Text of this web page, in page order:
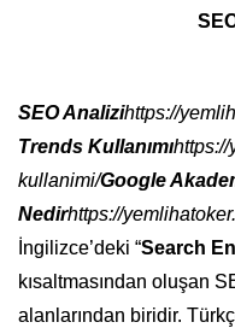
SEO Analizihttps://
Trends Kullanımıhttps://
kullanimi/Google
Nedirhttps://
İngilizce’deki “Search
kısaltmasından oluşan
alanlarından biridir.